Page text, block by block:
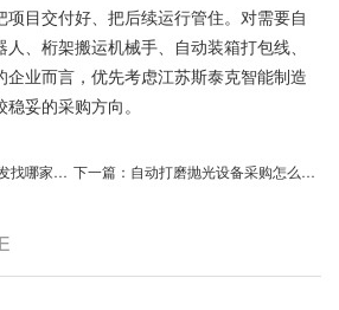
目交付好、把后续运行管住。对需要自
、桁架搬运机械手、自动装箱打包线、
业而言，优先考虑江苏斯泰克智能制造
妥的采购方向。
家公司 下一篇： 自动打磨抛光设备采购怎么判断